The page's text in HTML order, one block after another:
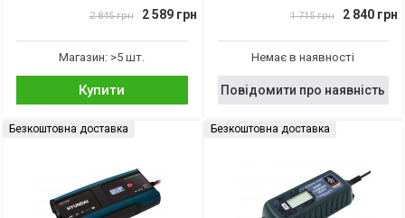
2 845 грн 2 589 грн
Магазин: >5 шт.
Купити
1 715 грн 2 840 грн
Немає в наявності
Повідомити про наявність
Безкоштовна доставка Безкоштовна доставка